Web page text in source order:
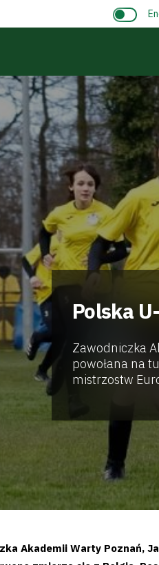
Polska
Zawodniczka
powołana na
mistrzostw
Akademii Warty Poznań,